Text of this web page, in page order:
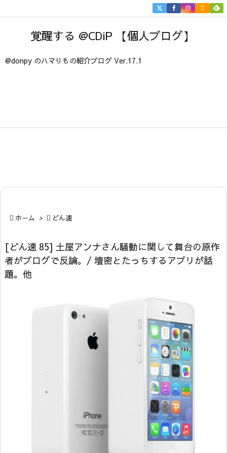
覚醒する @CDiP 【個人ブログ】
@donpy のハマりもの紹介ブログ Ver.17.1


 ホーム >  どん速
[どん速 85] 土屋アンナさん騒動に関して舞台の原作
者がブログで反論。/ 壇密とたっちするアプリが話
題。他